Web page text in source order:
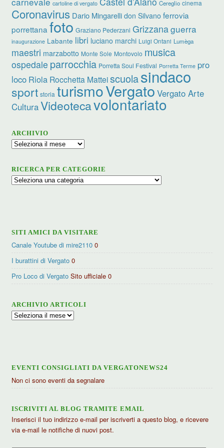
cartoline di vergato Cereglio cinema
Coronavirus Dario Mingarelli don Silvano ferrovia
porrettana foto Graziano Pederzani Grizzanaguerra
inaugurazione Labante libri luciano marchi Luigi Ontani Lumèga
maestri marzabotto Monte Sole Montovolo musica
ospedale parrocchia Porretta Soul Festival Porretta Terme pro
loco Riola Rocchetta Matteiscuolasindaco
sport storia turismoVergato Vergato Arte
CulturaVideotecavolontariato
ARCHIVIO
Archivio
RICERCA PER CATEGORIE
Ricerca
SITI AMICI DA VISITARE
Canale Youtube di mire2110 0
I burattini di Vergato 0
Pro Loco di Vergato Sito ufficiale 0
ARCHIVIO ARTICOLI
Archivio
EVENTI CONSIGLIATI DA VERGATONEWS24
Non ci sono eventi da segnalare
ISCRIVITI AL BLOG TRAMITE EMAIL
Inserisci il tuo indirizzo e-mail per iscriverti a questo blog, e ricevere
via e-mail le notifiche di nuovi post.